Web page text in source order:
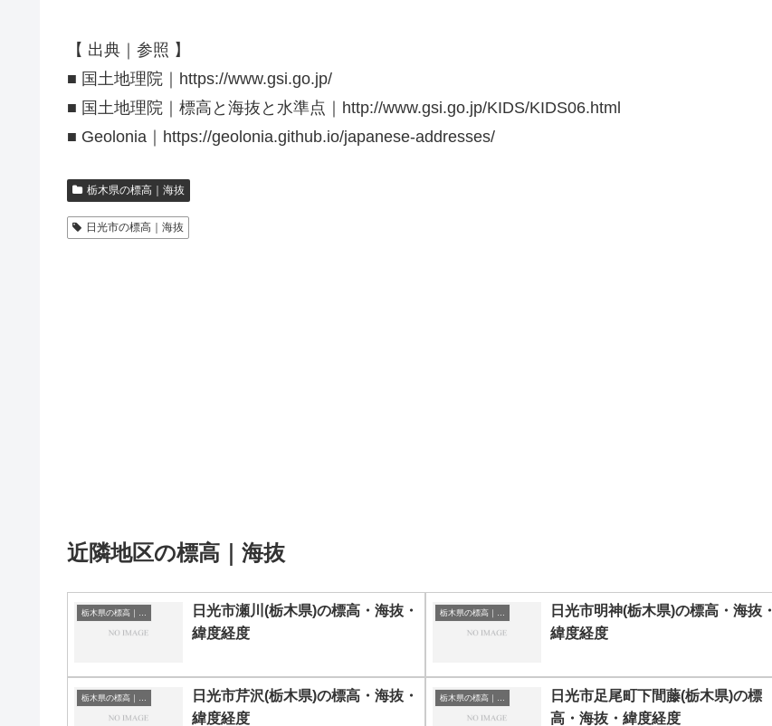
【 出典｜参照 】
■ 国土地理院｜https://www.gsi.go.jp/
■ 国土地理院｜標高と海抜と水準点｜http://www.gsi.go.jp/KIDS/KIDS06.html
■ Geolonia｜https://geolonia.github.io/japanese-addresses/
栃木県の標高｜海抜
日光市の標高｜海抜
近隣地区の標高｜海抜
日光市瀬川(栃木県)の標高・海抜・
緯度経度
日光市明神(栃木県)の標高・海抜・
緯度経度
日光市芹沢(栃木県)の標高・海抜・
緯度経度
日光市足尾町下間藤(栃木県)の標
高・海抜・緯度経度